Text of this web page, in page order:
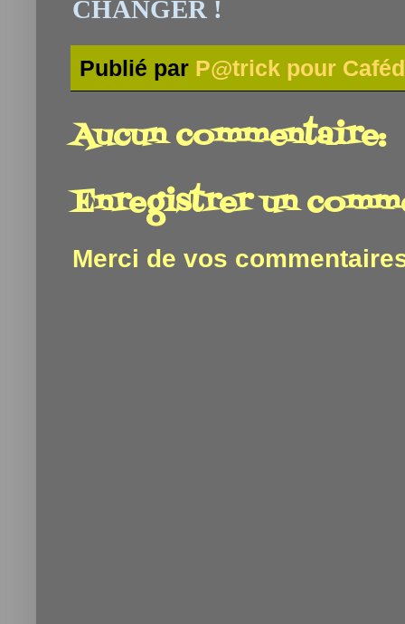
CHANGER !
Publié par P@trick pour
Aucun commentaire:
Enregistrer un
Merci de vos